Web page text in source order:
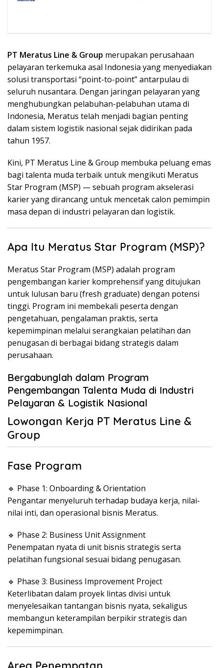
PT Meratus Line & Group merupakan perusahaan
pelayaran terkemuka asal Indonesia yang menyediakan
solusi transportasi “point-to-point” antarpulau di
seluruh nusantara. Dengan jaringan pelayaran yang
menghubungkan pelabuhan-pelabuhan utama di
Indonesia, Meratus telah menjadi bagian penting
dalam sistem logistik nasional sejak didirikan pada
tahun 1957.
Kini, PT Meratus Line & Group membuka peluang emas
bagi talenta muda terbaik untuk mengikuti Meratus
Star Program (MSP) — sebuah program akselerasi
karier yang dirancang untuk mencetak calon pemimpin
masa depan di industri pelayaran dan logistik.
Apa Itu Meratus Star Program (MSP)?
Meratus Star Program (MSP) adalah program
pengembangan karier komprehensif yang ditujukan
untuk lulusan baru (fresh graduate) dengan potensi
tinggi. Program ini membekali peserta dengan
pengetahuan, pengalaman praktis, serta
kepemimpinan melalui serangkaian pelatihan dan
penugasan di berbagai bidang strategis dalam
perusahaan.
Bergabunglah dalam Program
Pengembangan Talenta Muda di Industri
Pelayaran & Logistik Nasional
Lowongan Kerja PT Meratus Line &
Group
Fase Program
🔹 Phase 1: Onboarding & Orientation
Pengantar menyeluruh terhadap budaya kerja, nilai-
nilai inti, dan operasional bisnis Meratus.
🔹 Phase 2: Business Unit Assignment
Penempatan nyata di unit bisnis strategis serta
pelatihan fungsional sesuai bidang penugasan.
🔹 Phase 3: Business Improvement Project
Keterlibatan dalam proyek lintas divisi untuk
menyelesaikan tantangan bisnis nyata, sekaligus
membangun keterampilan berpikir strategis dan
kepemimpinan.